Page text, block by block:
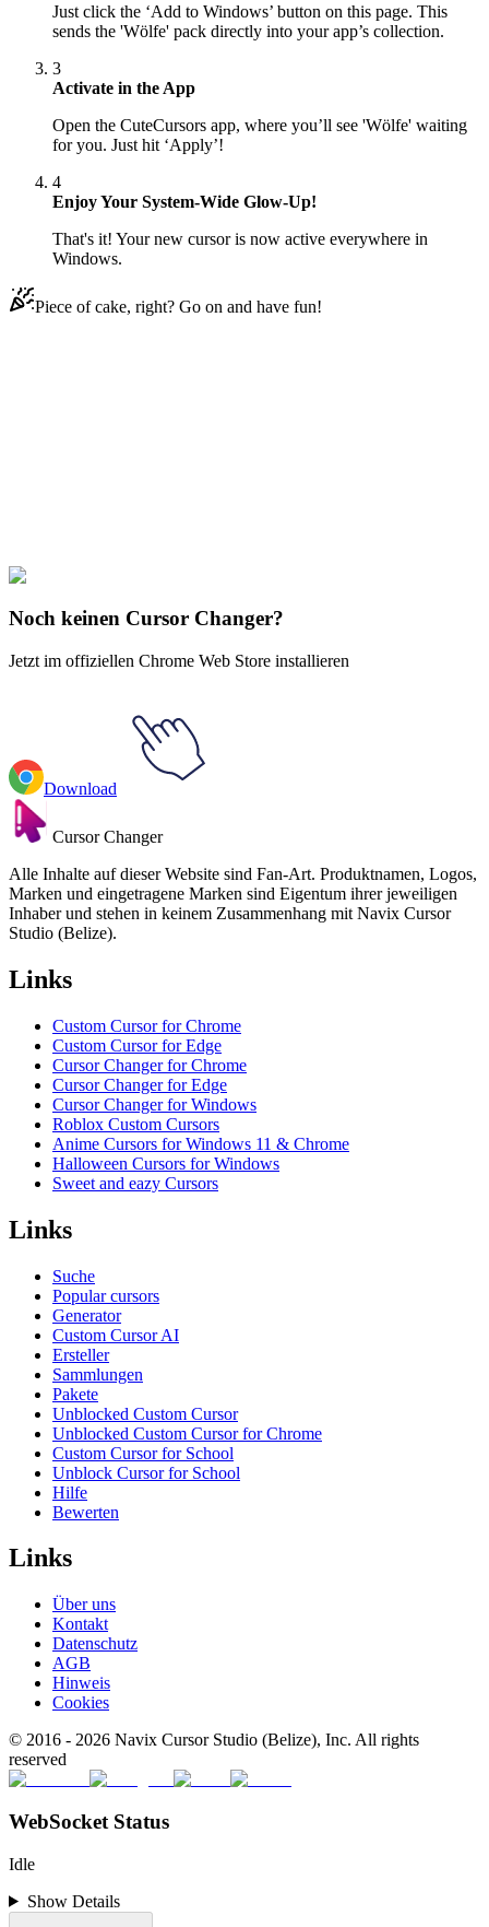
Just click the ‘Add to Windows’ button on this page. This
sends the 'Wölfe' pack directly into your app’s collection.
3
Activate in the App
Open the CuteCursors app, where you’ll see 'Wölfe' waiting
for you. Just hit ‘Apply’!
4
Enjoy Your System-Wide Glow-Up!
That's it! Your new cursor is now active everywhere in
Windows.
Piece of cake, right? Go on and have fun!
Tiere
Noch keinen Cursor Changer?
Jetzt im offiziellen Chrome Web Store installieren
Download
Cursor Changer
Alle Inhalte auf dieser Website sind Fan-Art. Produktnamen, Logos,
Marken und eingetragene Marken sind Eigentum ihrer jeweiligen
Inhaber und stehen in keinem Zusammenhang mit Navix Cursor
Studio (Belize).
Links
Custom Cursor for Chrome
Custom Cursor for Edge
Cursor Changer for Chrome
Cursor Changer for Edge
Cursor Changer for Windows
Roblox Custom Cursors
Anime Cursors for Windows 11 & Chrome
Halloween Cursors for Windows
Sweet and eazy Cursors
Links
Suche
Popular cursors
Generator
Custom Cursor AI
Ersteller
Sammlungen
Pakete
Unblocked Custom Cursor
Unblocked Custom Cursor for Chrome
Custom Cursor for School
Unblock Cursor for School
Hilfe
Bewerten
Links
Über uns
Kontakt
Datenschutz
AGB
Hinweis
Cookies
© 2016 - 2026 Navix Cursor Studio (Belize), Inc. All rights
reserved
WebSocket Status
Idle
Show Details